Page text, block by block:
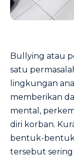
Bullying atau
satu
lingkungan
memberikan
mental,
diri korban.
bentuk-
tersebut sering